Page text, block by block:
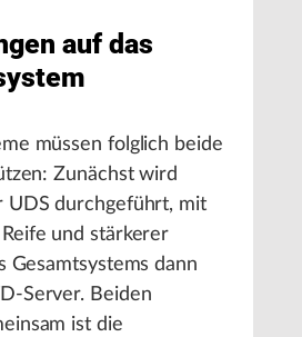
auf das
müssen folglich beide
Zunächst wird
UDS durchgeführt, mit
und stärkerer
Gesamtsystems dann
Server. Beiden
ist die